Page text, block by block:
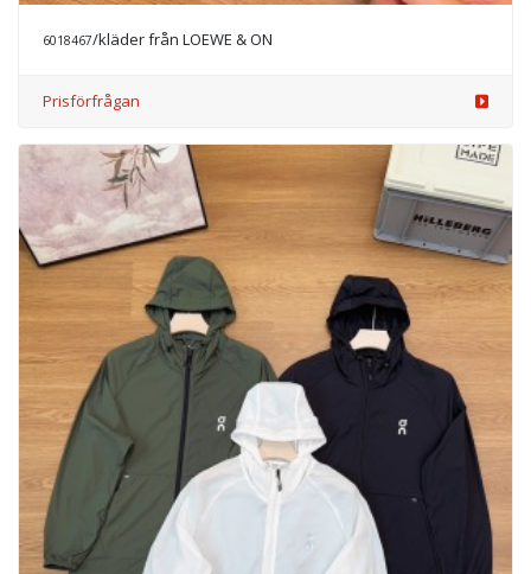
6018467/kläder från LOEWE & ON
Prisförfrågan